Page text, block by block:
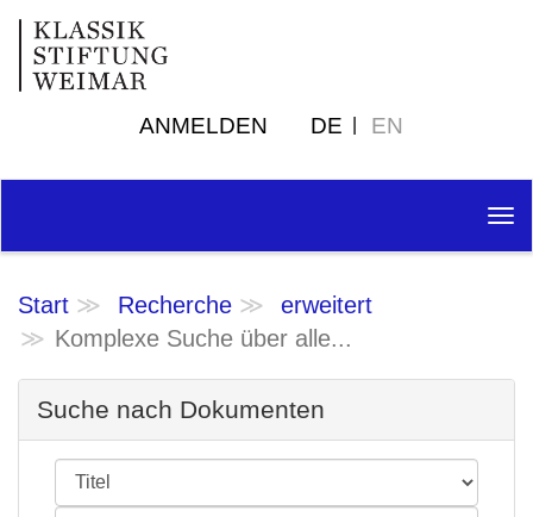
ANMELDEN DE EN
Start Recherche
erweitert
Komplexe Suche über alle...
Suche nach Dokumenten